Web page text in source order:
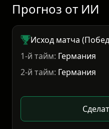
Прогноз от ИИ
Исход матча
1-й тайм: Германия
2-й тайм: Германия